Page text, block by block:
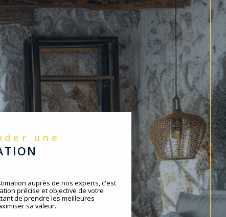
une
auprès de nos experts, c'est
précise et objective de votre
de prendre les meilleures
sa valeur.